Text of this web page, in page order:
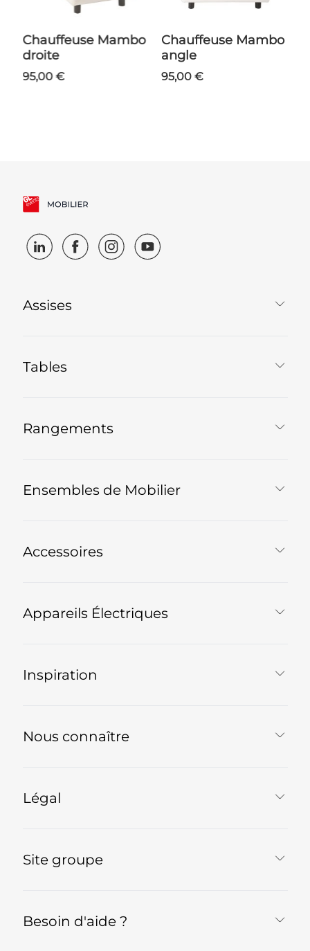
Chauffeuse Mambo
droite
95,00 €
Chauffeuse Mambo
angle
95,00 €
Assises
Tables
Rangements
Ensembles de Mobilier
Accessoires
Appareils Électriques
Inspiration
Nous connaître
Légal
Site groupe
Besoin d'aide ?